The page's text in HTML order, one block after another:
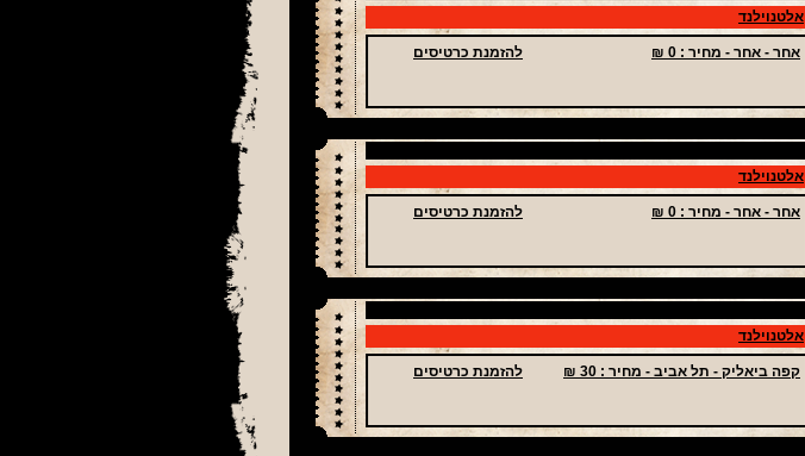
אלטנוילנד
אחר - אחר - מחיר : 0 ₪ להזמנת כרטיסים
אלטנוילנד
אחר - אחר - מחיר : 0 ₪ להזמנת כרטיסים
אלטנוילנד
קפה ביאליק - תל אביב - מחיר : 30 ₪ להזמנת כרטיסים